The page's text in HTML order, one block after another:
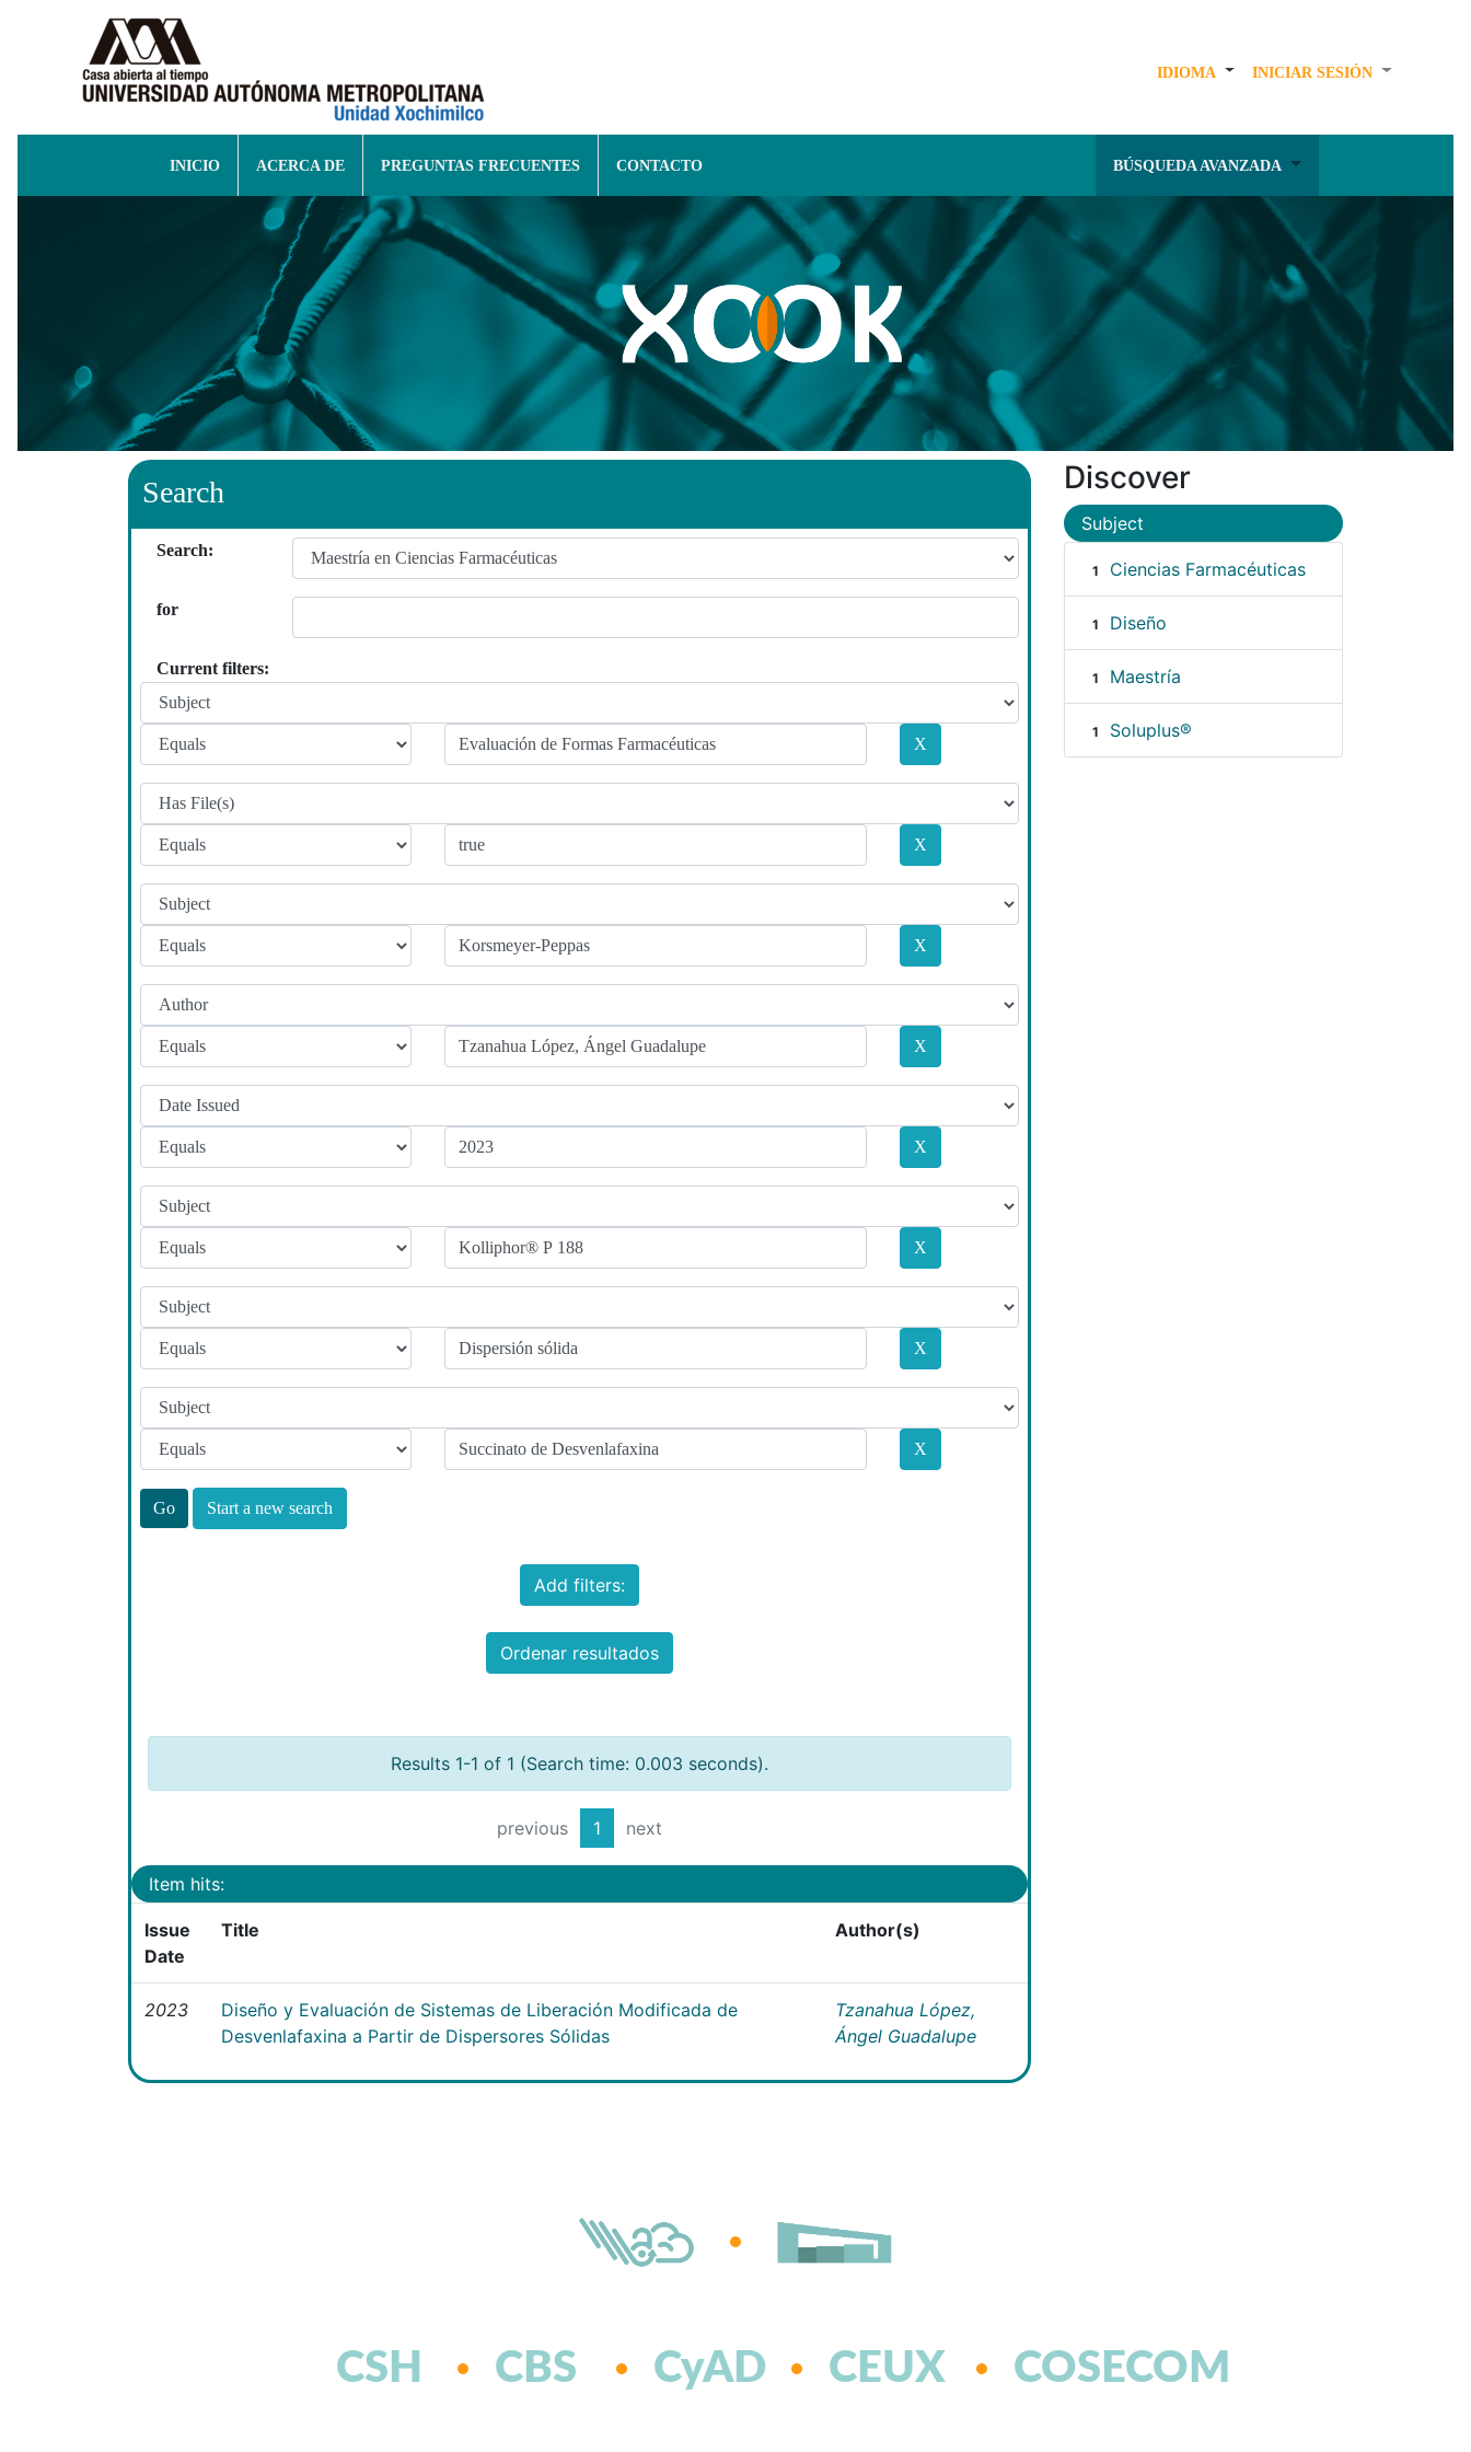
IDIOMA INICIAR SESIÓN
INICIO ACERCA DE PREGUNTAS FRECUENTES CONTACTO BÚSQUEDA AVANZADA
Search
Search:
for
Current filters:
Start a new search
Add filters:
Ordenar resultados
Results 1-1 of 1 (Search time: 0.003 seconds).
previous 1 next
Item hits:
Issue
Date
Title Author(s)
2023
Diseño y Evaluación de Sistemas de Liberación Modificada de
Desvenlafaxina a Partir de Dispersores Sólidas
Tzanahua López,
Ángel Guadalupe
Discover
Subject
1 Ciencias Farmacéuticas
1 Diseño
1 Maestría
1 Soluplus®
CSH CBS CyAD CEUX COSECOM